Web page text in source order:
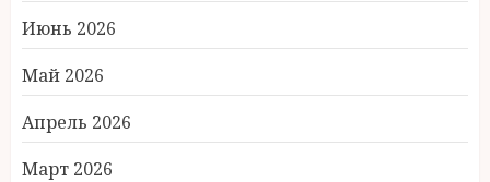
Июнь 2026
Май 2026
Апрель 2026
Март 2026